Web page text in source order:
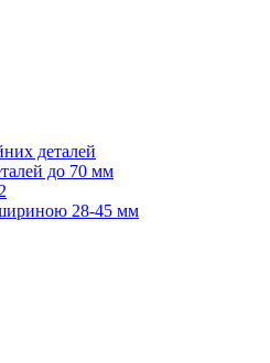
деталей
до 70 мм
28-45 мм